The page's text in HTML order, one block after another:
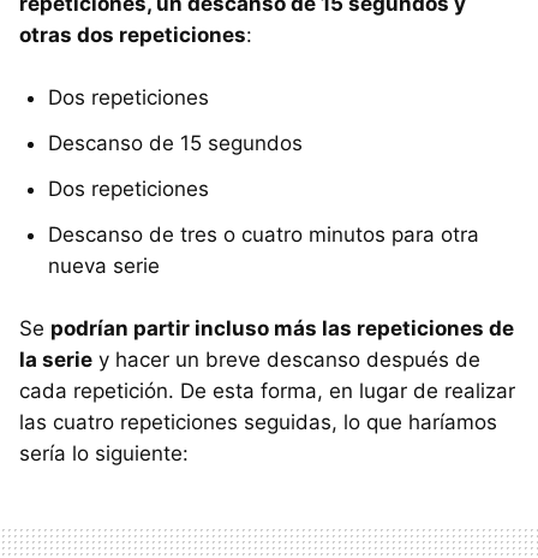
otras dos repeticiones:
Dos repeticiones
Descanso de 15 segundos
Dos repeticiones
Descanso de tres o cuatro minutos para otra
nueva serie
Se podrían partir incluso más las repeticiones de
la serie y hacer un breve descanso después de
cada repetición. De esta forma, en lugar de realizar
las cuatro repeticiones seguidas, lo que haríamos
sería lo siguiente: